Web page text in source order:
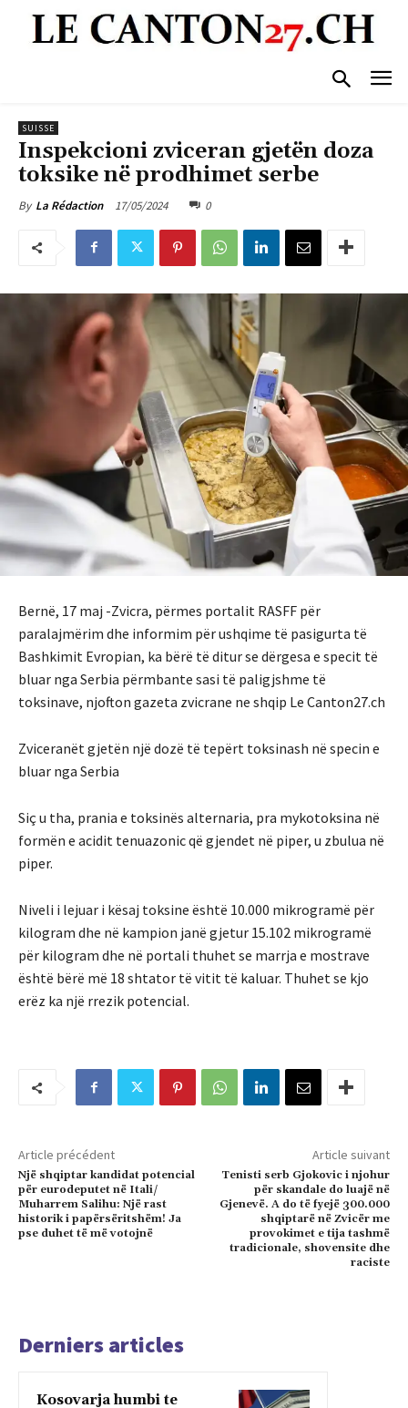
SUISSE
Inspekcioni zviceran gjetën doza
toksike në prodhimet serbe
By La Rédaction 17/05/2024 0
Bernë, 17 maj -Zvicra, përmes portalit RASFF për
paralajmërim dhe informim për ushqime të pasigurta të
Bashkimit Evropian, ka bërë të ditur se dërgesa e specit të
bluar nga Serbia përmbante sasi të paligjshme të
toksinave, njofton gazeta zvicrane ne shqip Le Canton27.ch
Zviceranët gjetën një dozë të tepërt toksinash në specin e
bluar nga Serbia
Siç u tha, prania e toksinës alternaria, pra mykotoksina në
formën e acidit tenuazonic që gjendet në piper, u zbulua në
piper.
Niveli i lejuar i kësaj toksine është 10.000 mikrogramë për
kilogram dhe në kampion janë gjetur 15.102 mikrogramë
për kilogram dhe në portali thuhet se marrja e mostrave
është bërë më 18 shtator të vitit të kaluar. Thuhet se kjo
erëz ka një rrezik potencial.
Article précédent
Një shqiptar kandidat potencial
për eurodeputet në Itali/
Muharrem Salihu: Një rast
historik i papërsëritshëm! Ja
pse duhet të më votojnë
Article suivant
Tenisti serb Gjokovic i njohur
për skandale do luajë në
Gjenevë. A do të fyejë 300.000
shqiptarë në Zvicër me
provokimet e tija tashmë
tradicionale, shovensite dhe
raciste
Derniers articles
Kosovarja humbi te